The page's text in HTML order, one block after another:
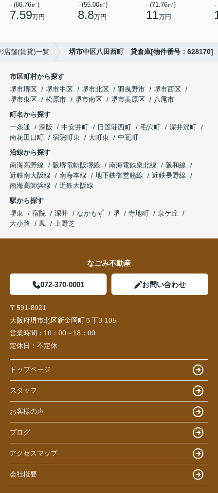
- (66.76㎡)
7.59万円
- (55.00㎡)
8.8万円
- (71.76㎡)
11万円
-
店舗(賃貸)一覧 堺市中区八田西町 貸倉庫[物件番号：628170]
市区町村から探す
堺市堺区
堺市中区 堺市北区 羽曳野市
堺市西区
堺市東区
松原市 堺市南区 堺市美原区
八尾市
町名から探す
一条通
深阪 中安井町 日置荘西町 毛穴町
深井沢町
南花田口町
宿院町東 大町東
中瓦町
沿線から探す
南海高野線
阪堺電軌阪堺線 南海電鉄泉北線
阪和線
近鉄南大阪線
南海本線 地下鉄御堂筋線
近鉄長野線
南海高師浜線
近鉄大阪線
駅から探す
堺東
宿院 深井 なかもず 堺 寺地町
泉ケ丘
大小路
鳳 上野芝
なごみ不動産
072-370-0001 お問い合わせ
〒591-8021
大阪府堺市北区新金岡町５丁3-105
営業時間： 10：00～18：00
定休日： 不定休
トップページ
スタッフ
お客様の声
ブログ
アクセスマップ
会社概要